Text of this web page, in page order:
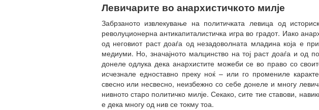
Левичарите во анархистичкото милје
Забрзаното извлекување на политичката левица од
револуционерна антикапиталистичка игра во градот. Иако
од неговиот раст доаѓа од незадоволната младина која е
медиуми. Но, значајното малцинство на тој раст доаѓа и од
донеле одлука дека анархистите можеби се во право со
исчезнале едноставно преку ноќ – или го промениле
свесно или несвесно, неизбежно со себе донеле и многу
нивното старо политичко милје. Секако, сите тие ставови,
е дека многу од нив се токму тоа.